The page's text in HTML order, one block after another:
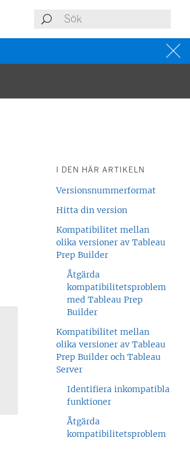
I DEN HÄR ARTIKELN
Versionsnummerformat
Hitta din version
Kompatibilitet mellan
olika versioner av Tableau
Prep Builder
Åtgärda
kompatibilitetsproblem
med Tableau Prep
Builder
Kompatibilitet mellan
olika versioner av Tableau
Prep Builder och Tableau
Server
Identifiera inkompatibla
funktioner
Åtgärda
kompatibilitetsproblem